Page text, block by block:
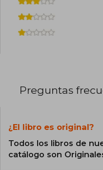
Preguntas
¿El libro es original?
Todos los libros de
catálogo son